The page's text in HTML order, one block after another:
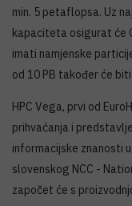
min. 5 petaflopsa. Uz
kapaciteta osigurat će
imati namjenske
od 10 PB također će
HPC Vega, prvi od
prihvaćanja i
informacijske znanosti
slovenskog NCC -
započet će s